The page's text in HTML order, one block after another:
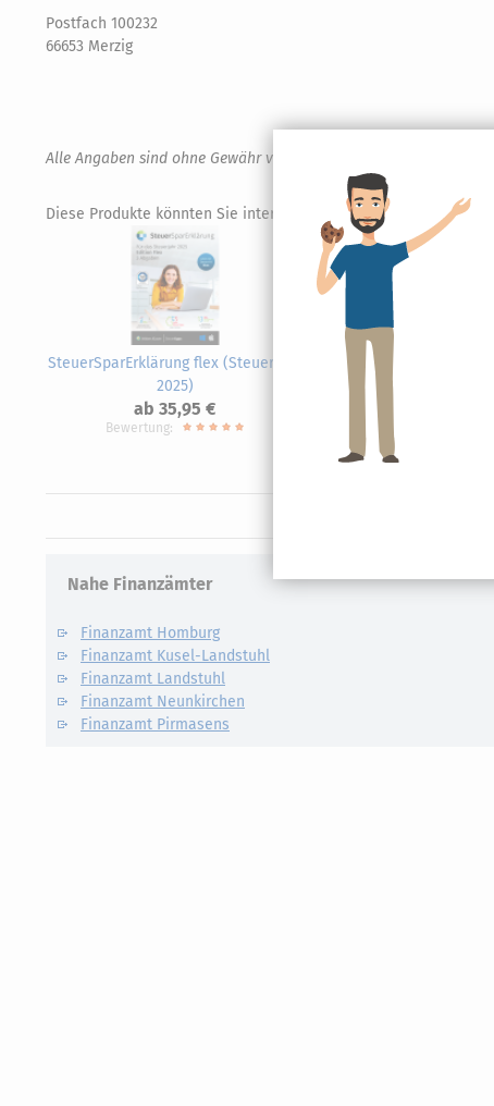
Postfach 100232
66653 Merzig
Alle Angaben sind ohne Gewähr von Richtigkeit und
Diese Produkte könnten Sie interessieren.
SteuerSparErklärung flex (Steuerjahr
2025)
ab 35,95 €
Bewertung:
Nahe Finanzämter
Finanzamt Homburg
Finanzamt Kusel-Landstuhl
Finanzamt Landstuhl
Finanzamt Neunkirchen
Finanzamt Pirmasens